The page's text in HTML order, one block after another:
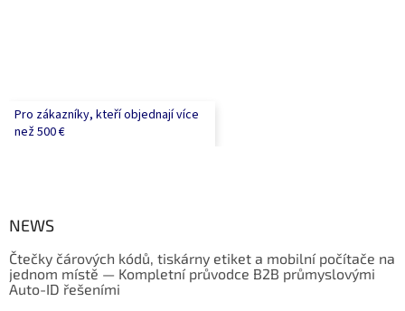
Pro zákazníky, kteří objednají více
než 500 €
NEWS
Čtečky čárových kódů, tiskárny etiket a mobilní počítače na
jednom místě — Kompletní průvodce B2B průmyslovými
Auto-ID řešeními